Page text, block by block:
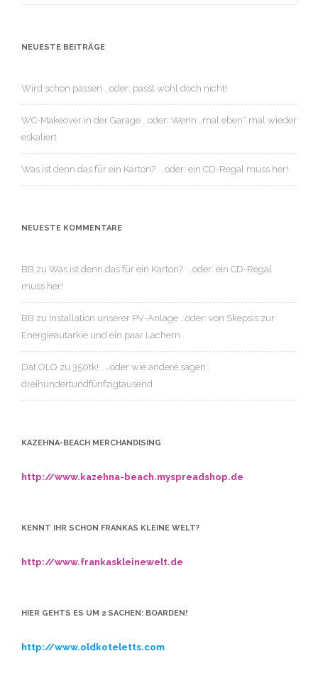
NEUESTE BEITRÄGE
Wird schon passen …oder: passt wohl doch nicht!
WC-Makeover in der Garage …oder: Wenn „mal eben“ mal wieder
eskaliert
Was ist denn das für ein Karton? …oder: ein CD-Regal muss her!
NEUESTE KOMMENTARE
BB zu Was ist denn das für ein Karton? …oder: ein CD-Regal
muss her!
BB zu Installation unserer PV-Anlage …oder: von Skepsis zur
Energieautarkie und ein paar Lachern
Dat OLO zu 350tk! …oder wie andere sagen:
dreihundertundfünfzigtausend
KAZEHNA-BEACH MERCHANDISING
http://www.kazehna-beach.myspreadshop.de
KENNT IHR SCHON FRANKAS KLEINE WELT?
http://www.frankaskleinewelt.de
HIER GEHTS ES UM 2 SACHEN: BOARDEN!
http://www.oldkoteletts.com